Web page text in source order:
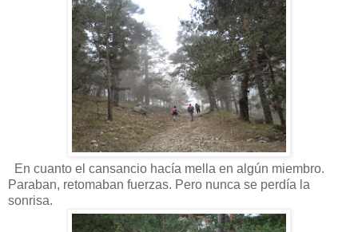
En cuanto el cansancio hacía mella en algún miembro.
Paraban, retomaban fuerzas. Pero nunca se perdía la
sonrisa.